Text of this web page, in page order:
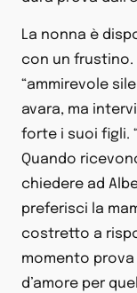
La nonna è
con un frustino.
“ammirevole
avara, ma
forte i suoi figli.
Quando
chiedere ad
preferisci la
costretto a
momento prova
d’amore per